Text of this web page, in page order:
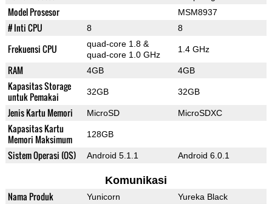
Model Prosesor MSM8937
# Inti CPU 8 8
Frekuensi CPU
quad-core 1.8 &
quad-core 1.0 GHz
1.4 GHz
RAM 4GB 4GB
Kapasitas Storage
untuk Pemakai
32GB 32GB
Jenis Kartu Memori MicroSD MicroSDXC
Kapasitas Kartu
Memori Maksimum
128GB
Sistem Operasi (OS) Android 5.1.1 Android 6.0.1
Komunikasi
Nama Produk Yunicorn Yureka Black